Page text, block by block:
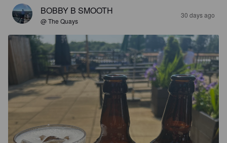
BOBBY B SMOOTH
@ The Quays
30 days ago